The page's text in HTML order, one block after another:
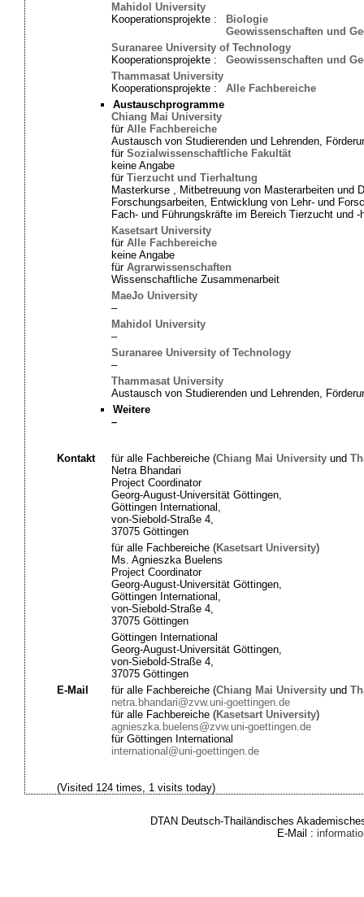
Mahidol University
Kooperationsprojekte :
Biologie
Geowissenschaften und
Suranaree University of Technology
Kooperationsprojekte :
Geowissenschaften und
Thammasat University
Kooperationsprojekte :
Alle Fachbereiche
Austauschprogramme
Chiang Mai University
für Alle Fachbereiche
Austausch von Studierenden und Lehrenden,
für Sozialwissenschaftliche Fakultät
keine Angabe
für Tierzucht und Tierhaltung
Masterkurse , Mitbetreuung von Masterarbeiten und
Forschungsarbeiten, Entwicklung von Lehr- und
Fach- und Führungskräfte im Bereich Tierzucht und -
Kasetsart University
für Alle Fachbereiche
keine Angabe
für Agrarwissenschaften
Wissenschaftliche Zusammenarbeit
MaeJo University
–
Mahidol University
–
Suranaree University of Technology
–
Thammasat University
Austausch von Studierenden und Lehrenden,
Weitere
–
Kontakt für alle Fachbereiche (Chiang Mai Universityund
Netra Bhandari
Project Coordinator
Georg-August-Universität Göttingen,
Göttingen International,
von-Siebold-Straße 4,
37075 Göttingen
für alle Fachbereiche (Kasetsart University)
Ms. Agnieszka Buelens
Project Coordinator
Georg-August-Universität Göttingen,
Göttingen International,
von-Siebold-Straße 4,
37075 Göttingen
Göttingen International
Georg-August-Universität Göttingen,
von-Siebold-Straße 4,
37075 Göttingen
E-Mail
für alle Fachbereiche (Chiang Mai Universityund
netra.bhandari@zvw.uni-goettingen.de
für alle Fachbereiche (Kasetsart University)
agnieszka.buelens@zvw.uni-goettingen.de
für Göttingen International
international@uni-goettingen.de
(Visited 124 times, 1 visits today)
DTAN Deutsch-Thailändisches
E-Mail :